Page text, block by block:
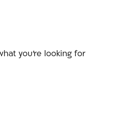
you're looking for.